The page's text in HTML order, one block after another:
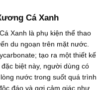
2
0
5
0
.
0
0
Cá Xanh
Xanh là phụ kiện thể thao
du ngoạn trên mặt nước.
tạo ra một thiết kế
biệt này, người dùng có
nước trong suốt quá trình
đáo và gợi cảm giác như